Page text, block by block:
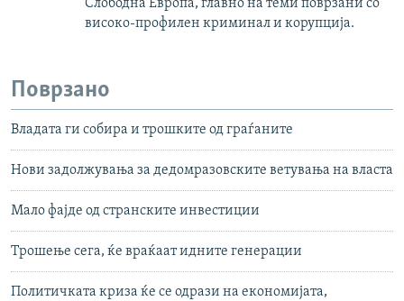
Слободна Европа, главно на теми поврзани со
високо-профилен криминал и корупција.
Поврзано
Владата ги собира и трошките од граѓаните
Нови задолжувања за дедомразовските ветувања на власта
Мало фајде од странските инвестиции
Трошење сега, ќе враќаат идните генерации
Политичката криза ќе се одрази на економијата,